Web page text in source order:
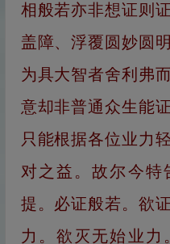
相般若亦非想证则
盖障、浮覆圆妙圆
为具大智者舍利弗
意却非普通众生能
只能根据各位业力
对之益。故尔今特
提。必证般若。欲
力。欲灭无始业力